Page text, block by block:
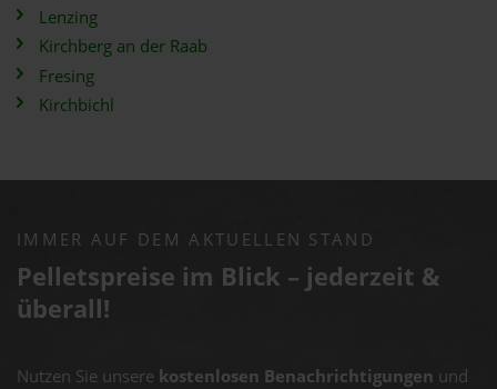
Lenzing
Kirchberg an der Raab
Fresing
Kirchbichl
IMMER AUF DEM AKTUELLEN STAND
Pelletspreise im Blick – jederzeit &
überall!
Nutzen Sie unsere kostenlosen Benachrichtigungen und